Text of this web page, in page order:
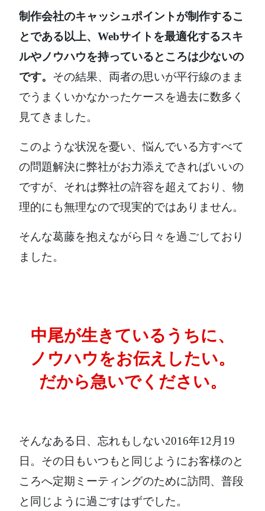
制作会社のキャッシュポイントが制作するこ
とである以上、Webサイトを最適化するスキ
ルやノウハウを持っているところは少ないの
です。 その結果、両者の思いが平行線のまま
でうまくいかなかったケースを過去に数多く
見てきました。
このような状況を憂い、悩んでいる方すべて
の問題解決に弊社がお力添えできればいいの
ですが、それは弊社の許容を超えており、物
理的にも無理なので現実的ではありません。
そんな葛藤を抱えながら日々を過ごしており
ました。
中尾が生きているうちに、
ノウハウをお伝えしたい。
だから急いでください。
そんなある日、忘れもしない2016年12月19
日。その日もいつもと同じようにお客様のと
ころへ定期ミーティングのために訪問、普段
と同じように過ごすはずでした。